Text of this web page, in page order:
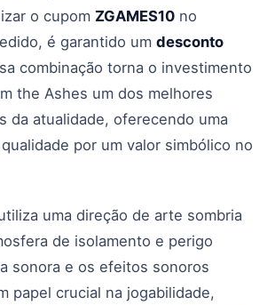
o cupom ZGAMES10 no
é garantido um desconto
combinação torna o investimento
the Ashes um dos melhores
da atualidade, oferecendo uma
por um valor simbólico no
uma direção de arte sombria
de isolamento e perigo
sonora e os efeitos sonoros
papel crucial na jogabilidade,